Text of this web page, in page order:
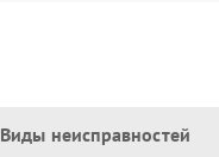
Виды неисправностей